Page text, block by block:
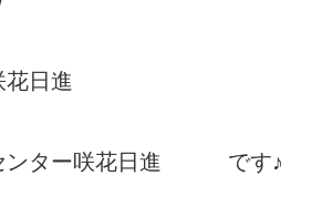
花日進
ンター咲花日進 です♪